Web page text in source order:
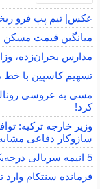
عکس| تیم پپ فرو
میانگین قیمت مسکن
مدارس بحران‌زده،
تسهیم کاسپین با
مسی به عروسی
کرد!
وزیر خارجه ترکیه:
سازوکار دفاعی مشابه
5 انیمه سریالی درجه‌یک که فقط یک فصل دارند
فرمانده سنتکام وارد